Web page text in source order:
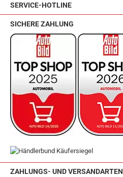
SERVICE-HOTLINE
ZAHLUNGS- UND VERSANDARTEN
SICHERE ZAHLUNG